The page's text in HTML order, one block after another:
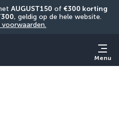
AUGUST150 of €300 korting
voorwaarden.
Menu